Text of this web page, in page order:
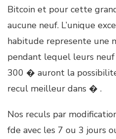
Bitcoin et pour cette
aucune neuf. L’unique
habitude represente une
pendant lequel leurs neuf
300 � auront la
recul meilleur dans � .
Nos reculs par
fde avec les 7 ou 3 jours